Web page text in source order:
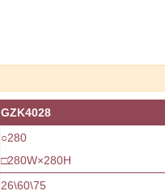
GZK4028
○280
□280W×280H
26\60\75